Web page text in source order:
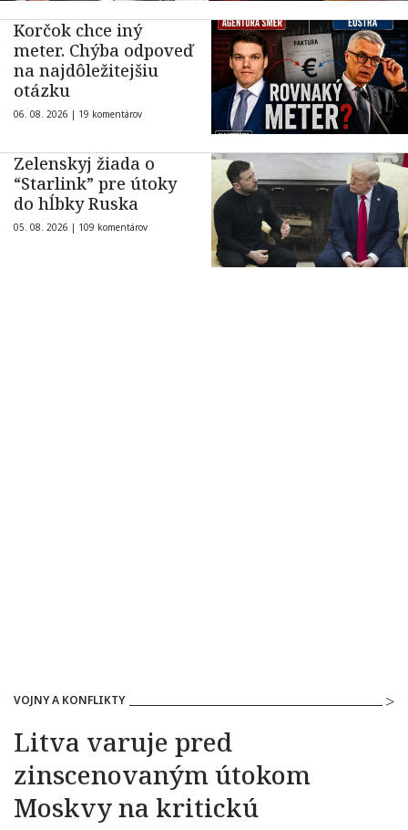
Korčok chce iný
meter. Chýba odpoveď
na najdôležitejšiu
otázku
06. 08. 2026 | 19 komentárov
Zelenskyj žiada o
“Starlink” pre útoky
do hĺbky Ruska
05. 08. 2026 | 109 komentárov
VOJNY A KONFLIKTY
Litva varuje pred
zinscenovaným útokom
Moskvy na kritickú